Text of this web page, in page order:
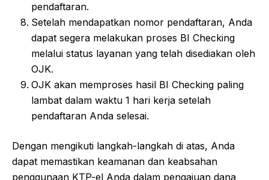
pendaftaran.
Setelah mendapatkan nomor pendaftaran, Anda
dapat segera melakukan proses BI Checking
melalui status layanan yang telah disediakan oleh
OJK.
OJK akan memproses hasil BI Checking paling
lambat dalam waktu 1 hari kerja setelah
pendaftaran Anda selesai.
Dengan mengikuti langkah-langkah di atas, Anda
dapat memastikan keamanan dan keabsahan
penggunaan KTP-el Anda dalam pengajuan dana